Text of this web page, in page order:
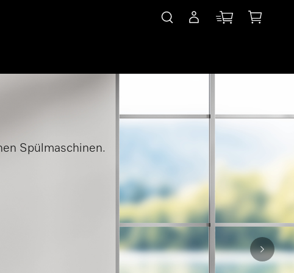
Spülmaschinen.